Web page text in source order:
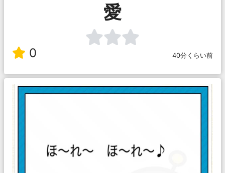
愛
0 40分くらい前